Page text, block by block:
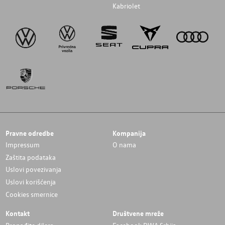
Kabriolet
Pravne odredbe
Impressum
Zaštita podataka
Uslovi povezivanja
Uslovi korišćenja
Cookies smernice
Kompanija
O nama
Kontakt Društvene mreže